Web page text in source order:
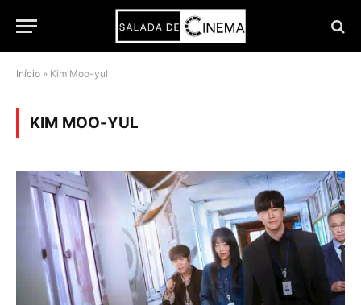
Início » Kim Moo-yul
KIM MOO-YUL